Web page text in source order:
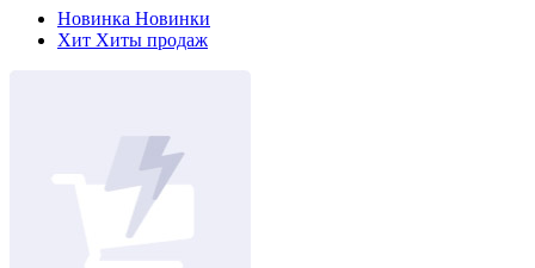
Новинка Новинки
Хит Хиты продаж